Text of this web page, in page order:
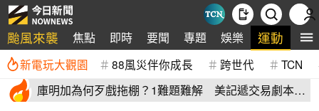
颱風來襲 焦點 即時 要聞 專題 娛樂 運動 全
新電玩大觀園 88風災伴你成長 跨世代 TCN
庫明加為何歹戲拖棚？1難題難解 美記遞交易劇本：